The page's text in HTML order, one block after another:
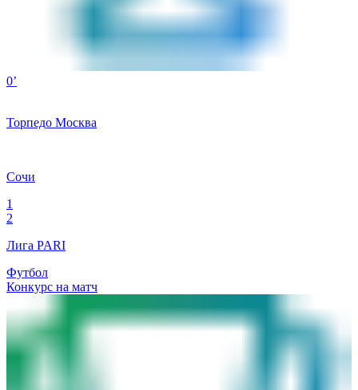
0’
Торпедо Москва
Сочи
1
2
Лига PARI
Футбол
Конкурс на матч